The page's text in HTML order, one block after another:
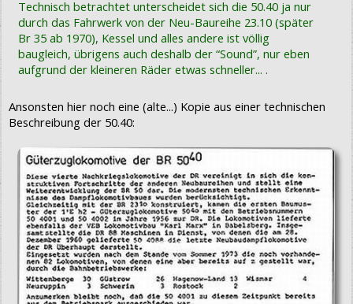
Technisch betrachtet unterscheidet sich die 50.40 ja nur
durch das Fahrwerk von der Neu-Baureihe 23.10 (später
Br 35 ab 1970), Kessel und alles andere ist völlig
baugleich, übrigens auch deshalb der “Sound”, nur eben
aufgrund der kleineren Räder etwas schneller... .
Ansonsten hier noch eine (alte...) Kopie aus einer technischen
Beschreibung der 50.40: